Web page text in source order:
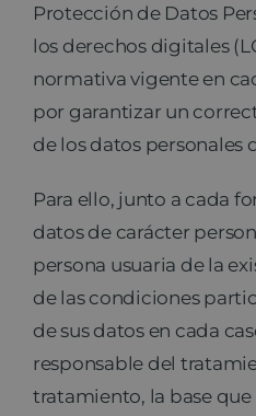
Protección de Datos
los derechos digitales
normativa vigente en
por garantizar un
de los datos personales
Para ello, junto a cada
datos de carácter
persona usuaria de la
de las condiciones
de sus datos en cada
responsable del
tratamiento, la base